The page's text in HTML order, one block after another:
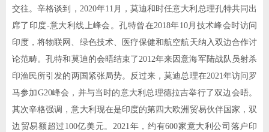
交往。辛格谈到， 2020年11 月，莫迪和时任意大利总理孔特共同出
席了印度-意大利线上峰会。孔特曾在2018年10月技术峰会时访问
印度，将物联网、绿色技术、医疗保健和航空航天纳入双边合作讨
论范畴。孔特和莫迪的会晤结束了 2012年来因意海军陆战队员射杀
印渔民所引发的两国紧张局势。反过来，莫迪总理在2021年访问罗
马参加G20峰会，并与当时的意大利总理德拉吉举行了双边会晤。
其次辛格强调，意大利现在是印度的第四大欧洲贸易伙伴国家，双
边贸易额超过 100亿美元。 2021 年，约有600家意大利公司落户印